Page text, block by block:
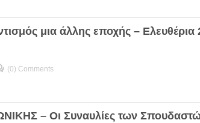
μια άλλης εποχής – Ελευθέρια
(0) Comments
– Οι Συναυλίες των